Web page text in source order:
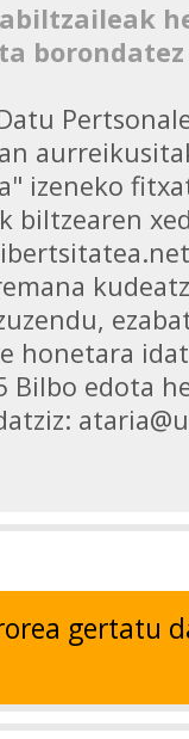
izeneko
biltzearen
honetara
Bilbo edota
gertatu